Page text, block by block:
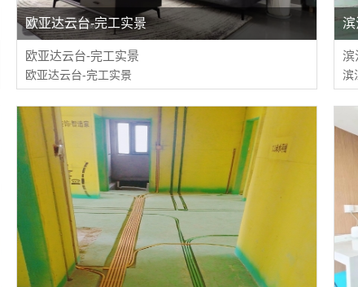
欧亚达云台-完工实景
欧亚达云台-完工实景
欧亚达云台-完工实景
滨
滨
滨